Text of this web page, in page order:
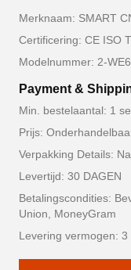
Merknaam: SMART
Certificering: CE ISO
Modelnummer: 2-
Payment &
Min. bestelaantal: 1
Prijs:
Verpakking Details:
Levertijd: 30 DAGEN
Betalingscondities:
Union, MoneyGram
Levering vermogen: